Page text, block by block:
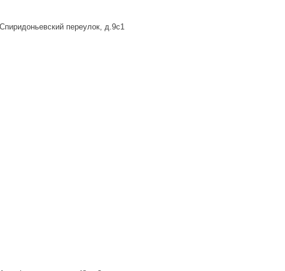
Спиридоньевский переулок, д.9с1